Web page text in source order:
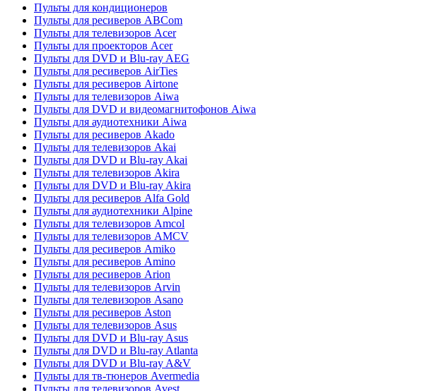
Пульты для кондиционеров
Пульты для ресиверов ABCom
Пульты для телевизоров Acer
Пульты для проекторов Acer
Пульты для DVD и Blu-ray AEG
Пульты для ресиверов AirTies
Пульты для ресиверов Airtone
Пульты для телевизоров Aiwa
Пульты для DVD и видеомагнитофонов Aiwa
Пульты для аудиотехники Aiwa
Пульты для ресиверов Akado
Пульты для телевизоров Akai
Пульты для DVD и Blu-ray Akai
Пульты для телевизоров Akira
Пульты для DVD и Blu-ray Akira
Пульты для ресиверов Alfa Gold
Пульты для аудиотехники Alpine
Пульты для телевизоров Amcol
Пульты для телевизоров AMCV
Пульты для ресиверов Amiko
Пульты для ресиверов Amino
Пульты для ресиверов Arion
Пульты для телевизоров Arvin
Пульты для телевизоров Asano
Пульты для ресиверов Aston
Пульты для телевизоров Asus
Пульты для DVD и Blu-ray Asus
Пульты для DVD и Blu-ray Atlanta
Пульты для DVD и Blu-ray A&V
Пульты для тв-тюнеров Avermedia
Пульты для телевизоров Avest